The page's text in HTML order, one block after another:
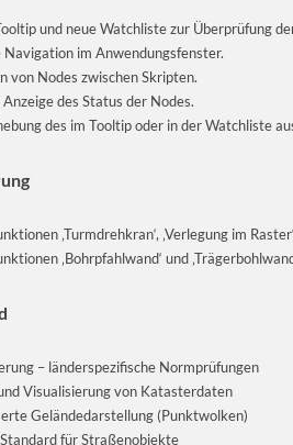
und neue Watchliste zur Überprüfung
Navigation im Anwendungsfenster.
von Nodes zwischen Skripten.
des Status der Nodes.
des im Tooltip oder in der Watchliste
‚Turmdrehkran‘, ‚Verlegung im
‚Bohrpfahlwand‘ und
– länderspezifische Normprüfungen
Visualisierung von Katasterdaten
Geländedarstellung (Punktwolken)
für Straßenobjekte